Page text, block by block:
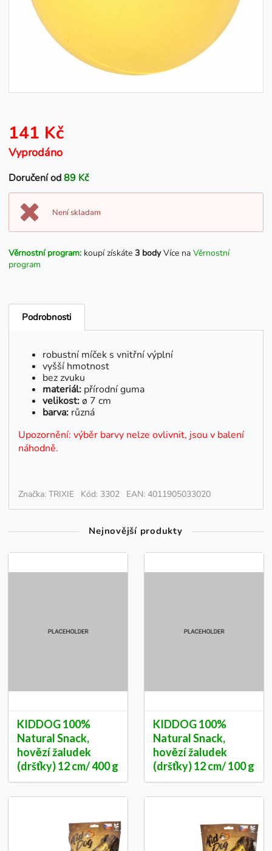
141 Kč
Vyprodáno
Doručení od89 Kč
Není skladam
Věrnostní program: koupí získáte 3 bodyVíce na Věrnostní
program
Podrobnosti
robustní míček s vnitřní výplní
vyšší hmotnost
bez zvuku
materiál: přírodní guma
velikost:ø 7 cm
barva: různá
Upozornění: výběr barvy nelze ovlivnit, jsou v balení
náhodně.
Značka: TRIXIE Kód: 3302 EAN: 4011905033020
Nejnovější produkty
KIDDOG 100%
Natural Snack,
hovězí žaludek
(dršťky) 12 cm/ 400 g
KIDDOG 100%
Natural Snack,
hovězí žaludek
(dršťky) 12 cm/ 100 g